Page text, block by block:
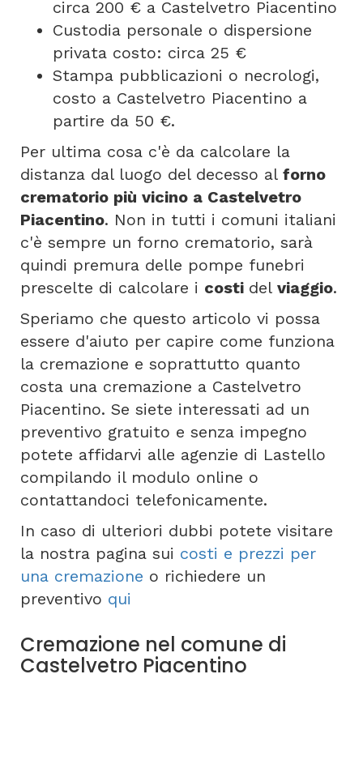
circa 200 € a Castelvetro Piacentino
Custodia personale o dispersione
privata costo: circa 25 €
Stampa pubblicazioni o necrologi,
costo a Castelvetro Piacentino a
partire da 50 €.
Per ultima cosa c'è da calcolare la
distanza dal luogo del decesso al forno
crematorio più vicino a Castelvetro
Piacentino. Non in tutti i comuni italiani
c'è sempre un forno crematorio, sarà
quindi premura delle pompe funebri
prescelte di calcolare i costi del viaggio.
Speriamo che questo articolo vi possa
essere d'aiuto per capire come funziona
la cremazione e soprattutto quanto
costa una cremazione a Castelvetro
Piacentino. Se siete interessati ad un
preventivo gratuito e senza impegno
potete affidarvi alle agenzie di Lastello
compilando il modulo online o
contattandoci telefonicamente.
In caso di ulteriori dubbi potete visitare
la nostra pagina sui costi e prezzi per
una cremazione o richiedere un
preventivo qui
Cremazione nel comune di
Castelvetro Piacentino